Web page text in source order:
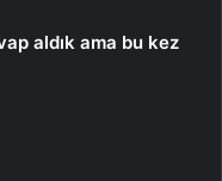
aldık ama bu kez